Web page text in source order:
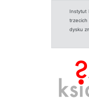
Instytut
trzecich
dysku